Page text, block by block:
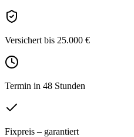
Versichert bis 25.000 €
Termin in 48 Stunden
Fixpreis – garantiert